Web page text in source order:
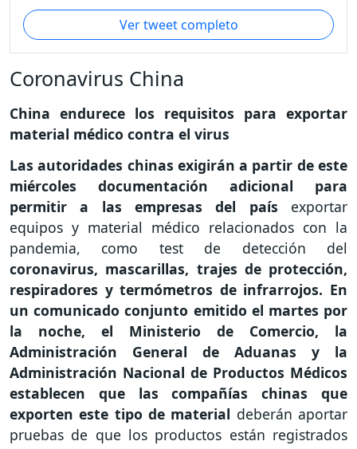
Ver tweet completo
Coronavirus China
China endurece los requisitos para exportar
material médico contra el virus
Las autoridades chinas exigirán a partir de este
miércoles documentación adicional para
permitir a las empresas del país exportar
equipos y material médico relacionados con la
pandemia, como test de detección del
coronavirus, mascarillas, trajes de protección,
respiradores y termómetros de infrarrojos. En
un comunicado conjunto emitido el martes por
la noche, el Ministerio de Comercio, la
Administración General de Aduanas y la
Administración Nacional de Productos Médicos
establecen que las compañías chinas que
exporten este tipo de material deberán aportar
pruebas de que los productos están registrados